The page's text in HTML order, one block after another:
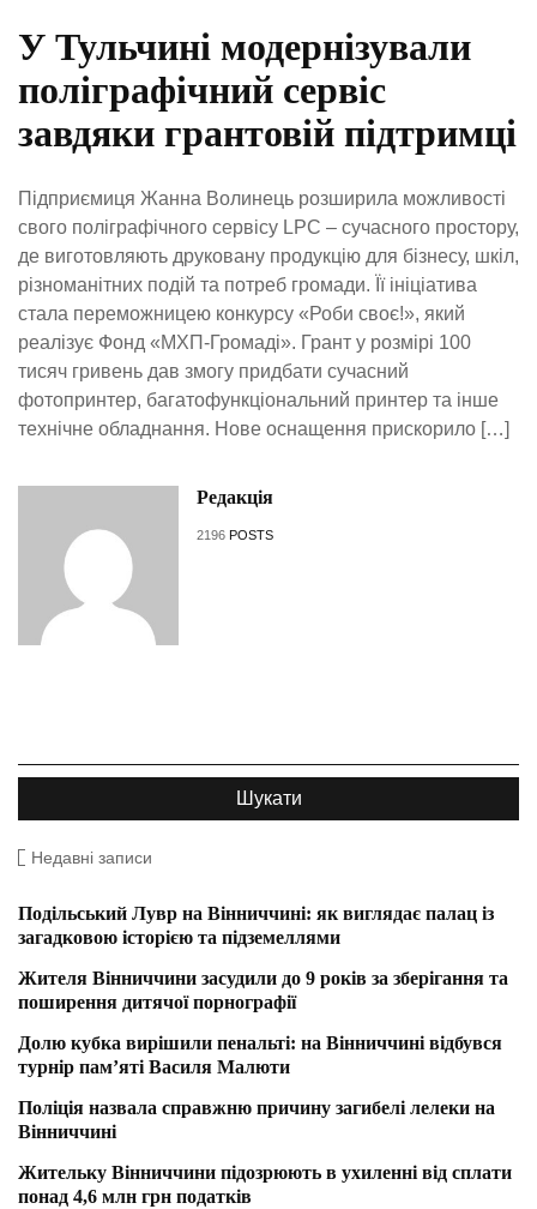
У Тульчині модернізували
поліграфічний сервіс
завдяки грантовій підтримці
Підприємиця Жанна Волинець розширила можливості
свого поліграфічного сервісу LPC – сучасного простору,
де виготовляють друковану продукцію для бізнесу, шкіл,
різноманітних подій та потреб громади. Її ініціатива
стала переможницею конкурсу «Роби своє!», який
реалізує Фонд «МХП-Громаді». Грант у розмірі 100
тисяч гривень дав змогу придбати сучасний
фотопринтер, багатофункціональний принтер та інше
технічне обладнання. Нове оснащення прискорило […]
Редакція
2196 POSTS
Недавні записи
Подільський Лувр на Вінниччині: як виглядає палац із
загадковою історією та підземеллями
Жителя Вінниччини засудили до 9 років за зберігання та
поширення дитячої порнографії
Долю кубка вирішили пенальті: на Вінниччині відбувся
турнір пам’яті Василя Малюти
Поліція назвала справжню причину загибелі лелеки на
Вінниччині
Жительку Вінниччини підозрюють в ухиленні від сплати
понад 4,6 млн грн податків